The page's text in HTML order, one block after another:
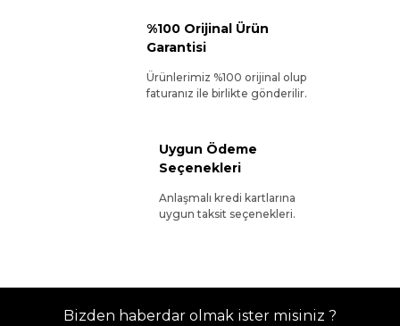
%100 Orijinal Ürün
Garantisi
Ürünlerimiz %100 orijinal olup
faturanız ile birlikte gönderilir.
Uygun Ödeme
Seçenekleri
Anlaşmalı kredi kartlarına
uygun taksit seçenekleri.
Bizden haberdar olmak ister misiniz ?